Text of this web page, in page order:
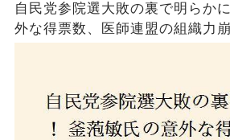
自民党参院選大敗の裏で明らか
外な得票数、医師連盟の組織力